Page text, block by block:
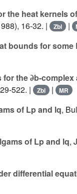
the heat kernels
16-32. | Zbl |
bounds for some
for the ∂b-
522. | Zbl | MR
of Lp and lq,
of Lp and lq,
differential